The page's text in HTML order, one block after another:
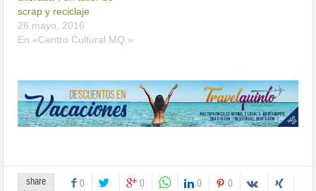
scrap y reciclaje
26 mayo, 2016
En «Centro Cultural MQ.»
share 0 0 0 0